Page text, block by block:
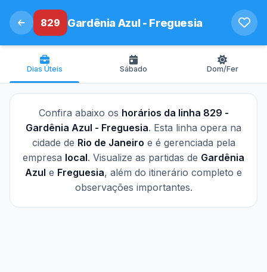
829 Gardênia Azul - Freguesia
Dias Úteis Sábado Dom/Fer
Confira abaixo os horários da linha 829 -
Gardênia Azul - Freguesia. Esta linha opera na
cidade de Rio de Janeiro e é gerenciada pela
empresa local. Visualize as partidas de Gardênia
Azul e Freguesia, além do itinerário completo e
observações importantes.